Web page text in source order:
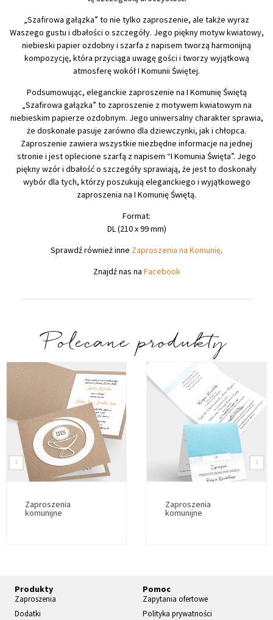
„Szafirowa gałązka” to nie tylko zaproszenie, ale także wyraz
Waszego gustu i dbałości o szczegóły. Jego piękny motyw kwiatowy,
niebieski papier ozdobny i szarfa z napisem tworzą harmonijną
kompozycję, która przyciąga uwagę gości i tworzy wyjątkową
atmosferę wokół I Komunii Świętej.
Podsumowując, eleganckie zaproszenie na I Komunię Świętą
„Szafirowa gałązka” to zaproszenie z motywem kwiatowym na
niebieskim papierze ozdobnym. Jego uniwersalny charakter sprawia,
że doskonale pasuje zarówno dla dziewczynki, jak i chłopca.
Zaproszenie zawiera wszystkie niezbędne informacje na jednej
stronie i jest oplecione szarfą z napisem “I Komunia Święta”. Jego
piękny wzór i dbałość o szczegóły sprawiają, że jest to doskonały
wybór dla tych, którzy poszukują eleganckiego i wyjątkowego
zaproszenia na I Komunię Świętą.
Format:
DL (210 x 99 mm)
Sprawdź również inne Zaproszenia na Komunię.
Znajdź nas na Facebook
Polecane produkty
Zaproszenia
komunijne
Zaproszenia
komunijne
Produkty
Zaproszenia
Dodatki
Pomoc
Zapytania ofertowe
Polityka prywatności